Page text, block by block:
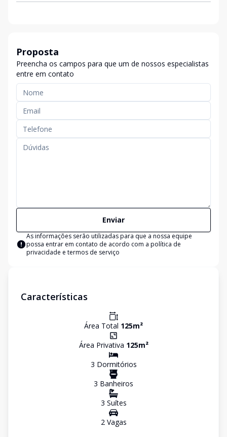
Proposta
Preencha os campos para que um de nossos especialistas
entre em contato
Enviar
As informações serão utilizadas para que a nossa equipe
possa entrar em contato de acordo com a política de
privacidade e termos de serviço
Características
Área Total 125m²
Área Privativa 125m²
3 Dormitórios
3 Banheiros
3 Suítes
2Vagas